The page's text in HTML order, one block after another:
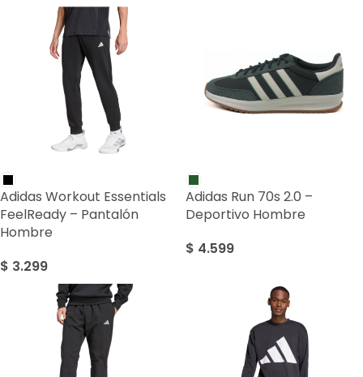
Adidas Workout Essentials
FeelReady – Pantalón
Hombre
$ 3.299
Adidas Run 70s 2.0 –
Deportivo Hombre
$ 4.599